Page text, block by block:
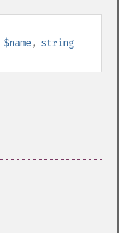
$name, string